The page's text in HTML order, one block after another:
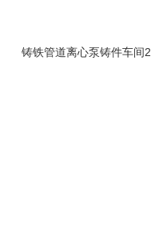
铸铁管道离心泵铸件车间2